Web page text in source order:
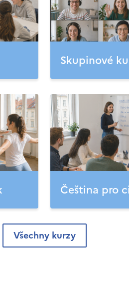
Skupinové
Čeština pro
Všechny kurzy